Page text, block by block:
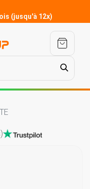
(jusqu'à 12x)